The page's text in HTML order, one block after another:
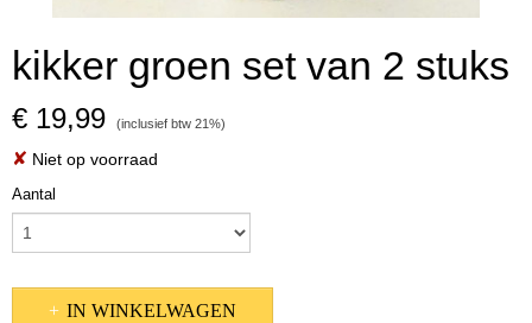
kikker groen set van 2 stuks
€ 19,99 (inclusief btw 21%)
✘ Niet op voorraad
Aantal
IN WINKELWAGEN